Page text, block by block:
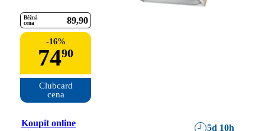
Běžná
cena
89 90
-16%
7490
Clubcard
cena
Koupit online 5d 10h